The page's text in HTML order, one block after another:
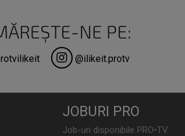
NE PE:
@ilikeit.protv
JOBURI PRO
Job-uri disponibile PRO•TV